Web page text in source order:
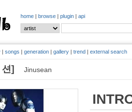
home | browse | plugin | api
| songs | generation | gallery | trend | external search
션] Jinusean